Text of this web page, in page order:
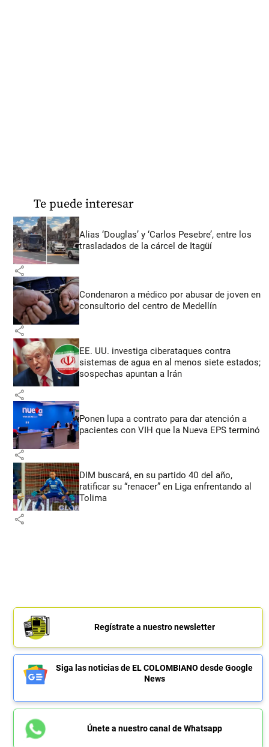
Te puede interesar
Alias ‘Douglas’ y ‘Carlos Pesebre’, entre los
trasladados de la cárcel de Itagüí
share
Condenaron a médico por abusar de joven en
consultorio del centro de Medellín
share
EE. UU. investiga ciberataques contra
sistemas de agua en al menos siete estados;
sospechas apuntan a Irán
share
Ponen lupa a contrato para dar atención a
pacientes con VIH que la Nueva EPS terminó
share
DIM buscará, en su partido 40 del año,
ratificar su “renacer” en Liga enfrentando al
Tolima
share
Regístrate a nuestro newsletter
Siga las noticias de EL COLOMBIANO desde Google
News
Únete a nuestro canal de Whatsapp